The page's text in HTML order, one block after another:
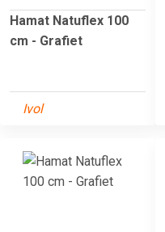
Hamat Natuflex 100
cm - Grafiet
Ivol